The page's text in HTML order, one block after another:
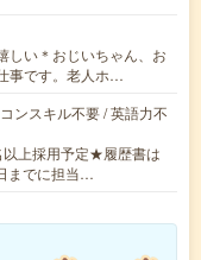
しい＊おじいちゃん、お
事です。老人ホ…
ンスキル不要 / 英語力不
上採用予定★履歴書は
までに担当…